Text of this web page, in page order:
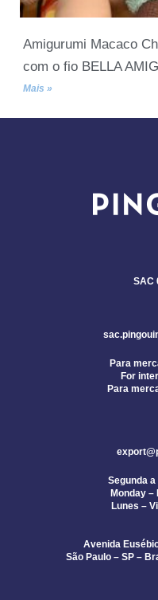
Amigurumi Macaco
com o fio BELLA
Mais »
SAC
Para
For
Para
Segunda
Monday –
Lunes –
Avenida
São Paulo – SP –